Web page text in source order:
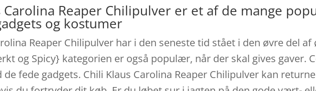
Carolina Reaper Chilipulver er et af de mange
og kostumer
Reaper Chilipulver har i den seneste tid stået i den øvre del
og Spicy} kategorien er også populær, når der skal gives gaver.
fede gadgets. Chili Klaus Carolina Reaper Chilipulver kan